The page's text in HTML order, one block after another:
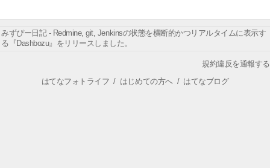
みずぴー日記 - Redmine, git, Jenkinsの状態を横断的かつリアルタイムに表示す
る『Dashbozu』をリリースしました。
規約違反を通報する
はてなフォトライフ / はじめての方へ/ はてなブログ